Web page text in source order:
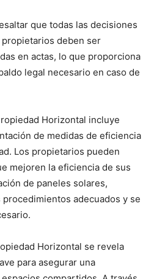
que todas las decisiones
deben ser
en actas, lo que proporciona
legal necesario en caso de
Horizontal incluye
de medidas de eficiencia
Los propietarios pueden
mejoren la eficiencia de sus
de paneles solares,
adecuados y se
Horizontal se revela
para asegurar una